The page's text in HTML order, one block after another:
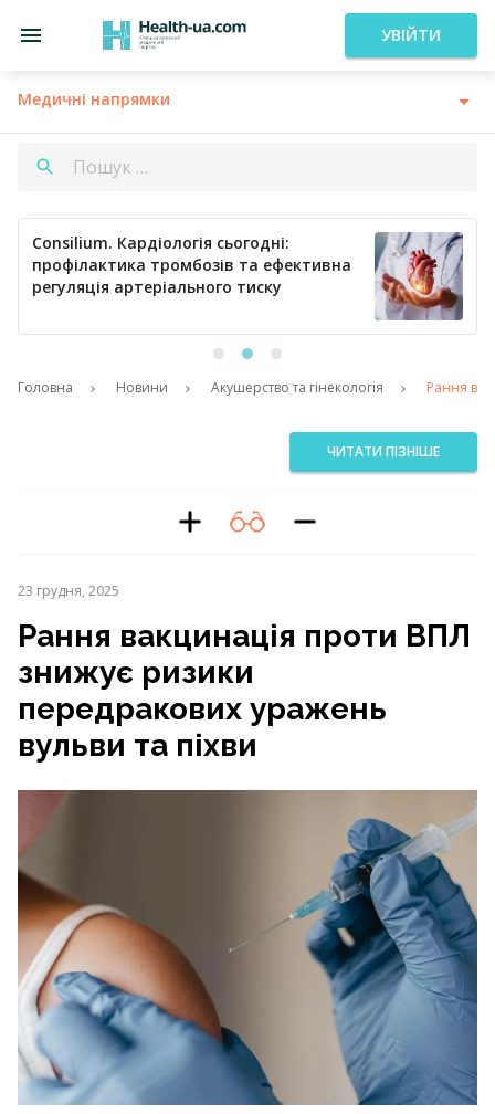
УВІЙТИ
Медичні напрямки
Consilium. Кардіологія сьогодні:
профілактика тромбозів та ефективна
регуляція артеріального тиску
Головна Новини Акушерство та гінекологія Рання
ЧИТАТИ ПІЗНІШЕ
23 грудня, 2025
Рання вакцинація проти ВПЛ
знижує ризики
передракових уражень
вульви та піхви